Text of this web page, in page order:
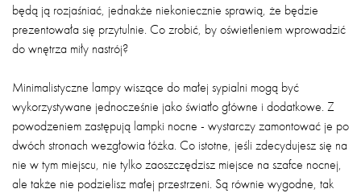
będą ją rozjaśniać, jednakże niekoniecznie sprawią, że będzie
prezentowała się przytulnie. Co zrobić, by oświetleniem wprowadzić
do wnętrza miły nastrój?
Minimalistyczne lampy wiszące do małej sypialni mogą być
wykorzystywane jednocześnie jako światło główne i dodatkowe. Z
powodzeniem zastępują lampki nocne - wystarczy zamontować je po
dwóch stronach wezgłowia łóżka. Co istotne, jeśli zdecydujesz się na
nie w tym miejscu, nie tylko zaoszczędzisz miejsce na szafce nocnej,
ale także nie podzielisz małej przestrzeni. Są równie wygodne, tak